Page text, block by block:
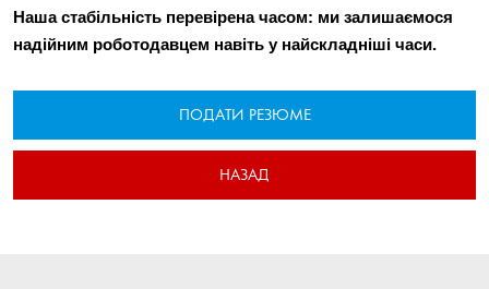
Наша стабільність перевірена часом: ми залишаємося
надійним роботодавцем навіть у найскладніші часи.
ПОДАТИ РЕЗЮМЕ
НАЗАД